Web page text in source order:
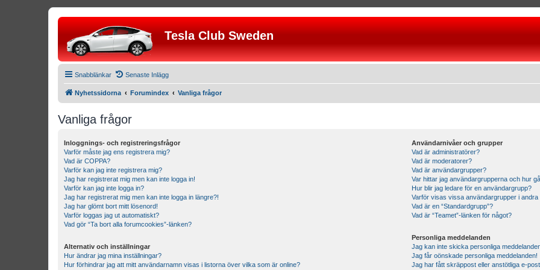
Tesla Club Sweden
Snabblänkar Senaste Inlägg
Nyhetssidorna Forumindex Vanliga frågor
Vanliga frågor
Inloggnings- och registreringsfrågor
Varför måste jag ens registrera mig?
Vad är COPPA?
Varför kan jag inte registrera mig?
Jag har registrerat mig men kan inte logga in!
Varför kan jag inte logga in?
Jag har registrerat mig men kan inte logga in längre?!
Jag har glömt bort mitt lösenord!
Varför loggas jag ut automatiskt?
Vad gör “Ta bort alla forumcookies”-länken?
Alternativ och inställningar
Hur ändrar jag mina inställningar?
Hur förhindrar jag att mitt användarnamn visas i listorna över vilka som är online?
Användarnivåer och grupper
Vad är administratörer?
Vad är moderatorer?
Vad är användargrupper?
Var hittar jag användargrupperna och hur
Hur blir jag ledare för en användargrupp?
Varför visas vissa användargrupper i andra
Vad är en “Standardgrupp”?
Vad är “Teamet”-länken för något?
Personliga meddelanden
Jag kan inte skicka personliga
Jag får oönskade personliga meddelanden!
Jag har fått skräppost eller anstötliga e-